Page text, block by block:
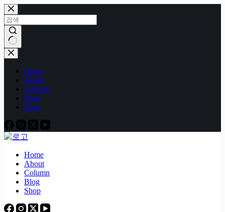
본
문
으
로
건
너
결
Home
About
Column
Blog
Shop
Home
About
Column
Blog
Shop